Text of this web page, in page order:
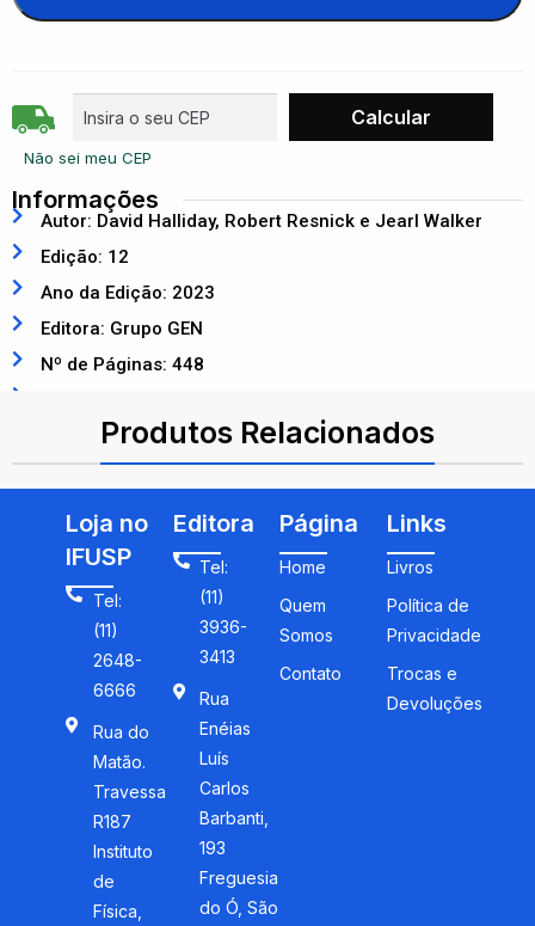
Não sei meu CEP
Informações
Autor: David Halliday, Robert Resnick e Jearl Walker
Edição: 12
Ano da Edição: 2023
Editora: Grupo GEN
Nº de Páginas: 448
Produtos Relacionados
Loja no
IFUSP
Tel:
(11)
2648-
6666
Rua do
Matão.
Travessa
R187
Instituto
de
Física,
Editora
Tel:
(11)
3936-
3413
Rua
Enéias
Luís
Carlos
Barbanti,
193
Freguesia
do Ó, São
Página
Home
Quem
Somos
Contato
Links
Livros
Política de
Privacidade
Trocas e
Devoluções